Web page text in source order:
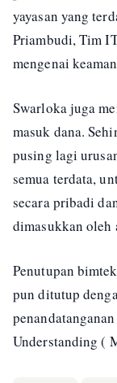
yayasan yang
Priambudi, Tim
mengenai
Swarloka juga
masuk dana.
pusing lagi
semua terdata,
secara pribadi
dimasukkan oleh
Penutupan
pun ditutup
Understanding (